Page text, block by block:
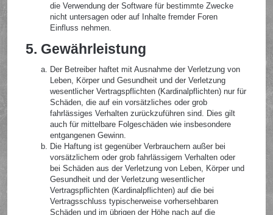
die Verwendung der Software für bestimmte Zwecke
nicht untersagen oder auf Inhalte fremder Foren
Einfluss nehmen.
5. Gewährleistung
Der Betreiber haftet mit Ausnahme der Verletzung von
Leben, Körper und Gesundheit und der Verletzung
wesentlicher Vertragspflichten (Kardinalpflichten) nur für
Schäden, die auf ein vorsätzliches oder grob
fahrlässiges Verhalten zurückzuführen sind. Dies gilt
auch für mittelbare Folgeschäden wie insbesondere
entgangenen Gewinn.
Die Haftung ist gegenüber Verbrauchern außer bei
vorsätzlichem oder grob fahrlässigem Verhalten oder
bei Schäden aus der Verletzung von Leben, Körper und
Gesundheit und der Verletzung wesentlicher
Vertragspflichten (Kardinalpflichten) auf die bei
Vertragsschluss typischerweise vorhersehbaren
Schäden und im übrigen der Höhe nach auf die